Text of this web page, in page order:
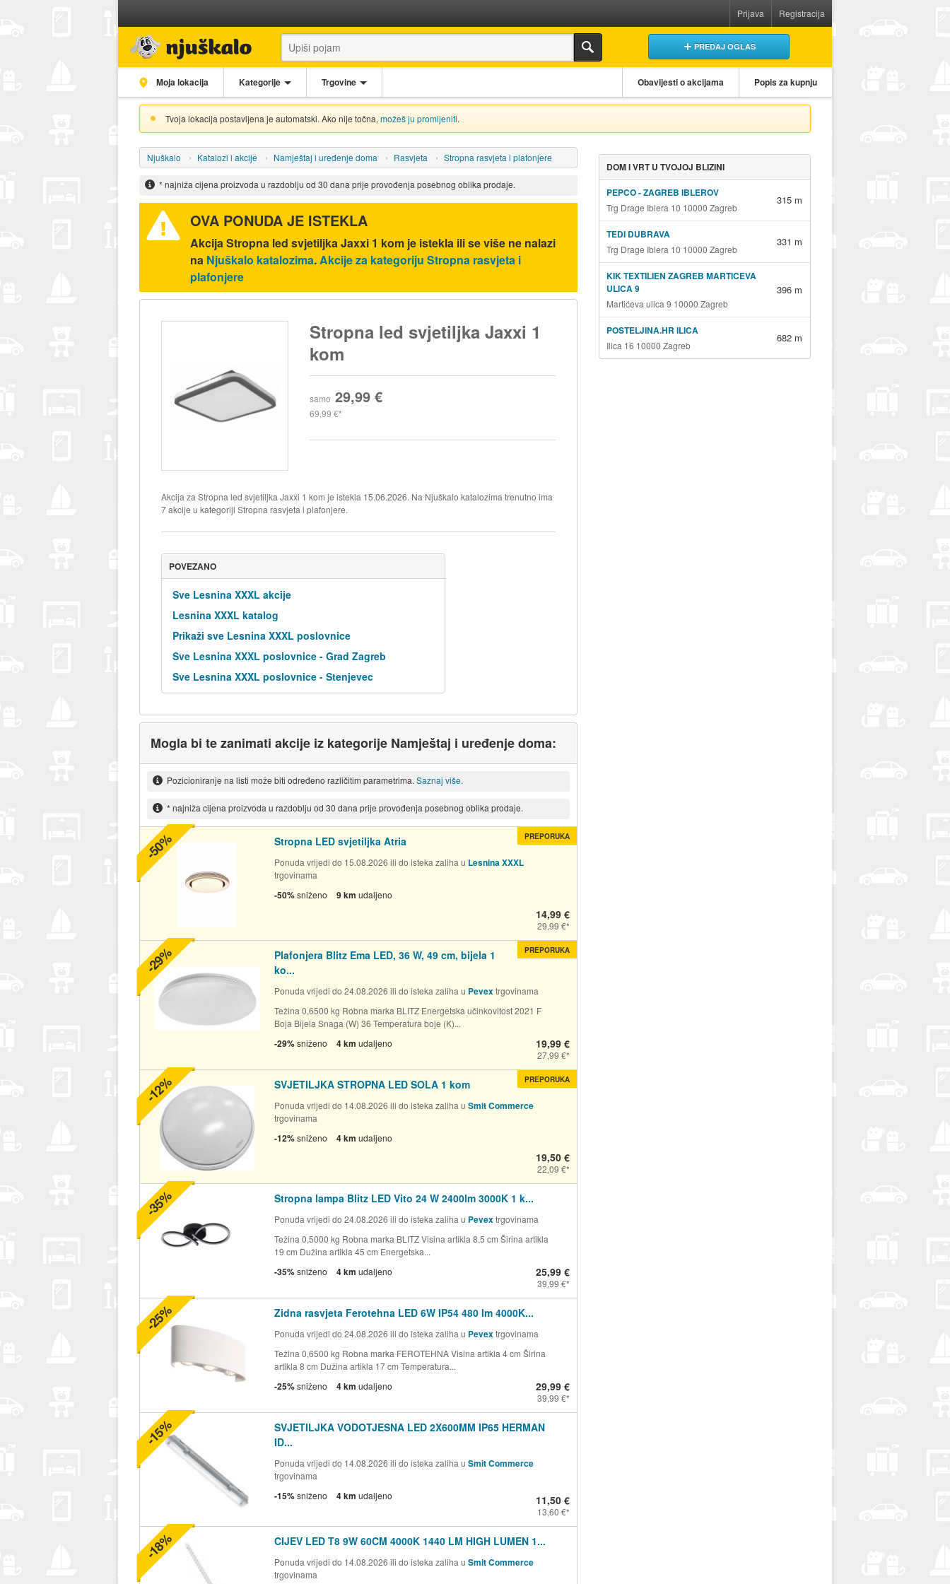
Prijava Registracija
PREDAJ OGLAS
Moja lokacija Kategorije Trgovine Obavijesti o akcijama Popis za kupnju
Tvoja lokacija postavljena je automatski. Ako nije točna, možeš ju promijeniti.
Njuškalo Katalozi i akcije Namještaj i uređenje doma Rasvjeta Stropna rasvjeta i plafonjere
* najniža cijena proizvoda u razdoblju od 30 dana prije provođenja posebnog oblika prodaje.
OVA PONUDA JE ISTEKLA
Akcija Stropna led svjetiljka Jaxxi 1 kom je istekla ili se više ne nalazi
na Njuškalo katalozima. Akcije za kategoriju Stropna rasvjeta i
plafonjere
Stropna led svjetiljka Jaxxi 1
kom
samo 29,99 €
69,99 €
Akcija za Stropna led svjetiljka Jaxxi 1 kom je istekla 15.06.2026. Na Njuškalo katalozima trenutno ima
7 akcije u kategoriji Stropna rasvjeta i plafonjere.
POVEZANO
Sve Lesnina XXXL akcije
Lesnina XXXL katalog
Prikaži sve Lesnina XXXL poslovnice
Sve Lesnina XXXL poslovnice - Grad Zagreb
Sve Lesnina XXXL poslovnice - Stenjevec
Mogla bi te zanimati akcije iz kategorije Namještaj i uređenje doma:
Pozicioniranje na listi može biti određeno različitim parametrima. Saznaj više.
* najniža cijena proizvoda u razdoblju od 30 dana prije provođenja posebnog oblika prodaje.
Stropna LED svjetiljka Atria
Ponuda vrijedi do 15.08.2026 ili do isteka zaliha u Lesnina XXXL
trgovinama
-50%sniženo 9 km udaljeno
14,99 €
29,99 €
PREPORUKA
-50%
Plafonjera Blitz Ema LED, 36 W, 49 cm, bijela 1
ko...
Ponuda vrijedi do 24.08.2026 ili do isteka zaliha u Pevextrgovinama
Težina 0,6500 kg Robna marka BLITZ Energetska učinkovitost 2021 F
Boja Bijela Snaga (W) 36 Temperatura boje (K)...
-29%sniženo 4 km udaljeno 19,99 €
27,99 €
PREPORUKA
-29%
SVJETILJKA STROPNA LED SOLA 1 kom
Ponuda vrijedi do 14.08.2026 ili do isteka zaliha u Smit Commerce
trgovinama
-12%sniženo 4 km udaljeno
19,50 €
22,09 €
PREPORUKA
-12%
Stropna lampa Blitz LED Vito 24 W 2400lm 3000K 1 k...
Ponuda vrijedi do 24.08.2026 ili do isteka zaliha u Pevextrgovinama
Težina 0,5000 kg Robna marka BLITZ Visina artikla 8.5 cm Širina artikla
19 cm Dužina artikla 45 cm Energetska...
-35%sniženo 4 km udaljeno 25,99 €
39,99 €
-35%
Zidna rasvjeta Ferotehna LED 6W IP54 480 lm 4000K...
Ponuda vrijedi do 24.08.2026 ili do isteka zaliha u Pevextrgovinama
Težina 0,6500 kg Robna marka FEROTEHNA Visina artikla 4 cm Širina
artikla 8 cm Dužina artikla 17 cm Temperatura...
-25%sniženo 4 km udaljeno 29,99 €
39,99 €
-25%
SVJETILJKA VODOTJESNA LED 2X600MM IP65 HERMAN
ID...
Ponuda vrijedi do 14.08.2026 ili do isteka zaliha u Smit Commerce
trgovinama
-15%sniženo 4 km udaljeno 11,50 €
13,60 €
-15%
CIJEV LED T8 9W 60CM 4000K 1440 LM HIGH LUMEN 1...
Ponuda vrijedi do 14.08.2026 ili do isteka zaliha u Smit Commerce
trgovinama
-18%
DOM I VRT U TVOJOJ BLIZINI
PEPCO - ZAGREB IBLEROV
Trg Drage Iblera 10 10000 Zagreb
315 m
TEDI DUBRAVA
Trg Drage Iblera 10 10000 Zagreb
331 m
KIK TEXTILIEN ZAGREB MARTICEVA
ULICA 9
Martićeva ulica 9 10000 Zagreb
396 m
POSTELJINA.HR ILICA
Ilica 16 10000 Zagreb
682 m